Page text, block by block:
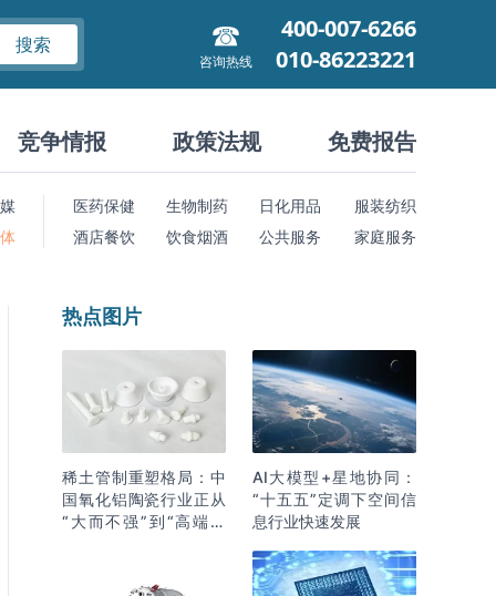
搜索
咨询热线
400-007-6266
010-86223221
竞争情报 政策法规 免费报告
医药保健 生物制药 日化用品
服装纺织
酒店餐饮
饮食烟酒 公共服务 家庭服务
热点图片
稀土管制重塑格局：中
国氧化铝陶瓷行业正从
“大而不强”到“高端突
AI大模型+星地协同：
“十五五”定调下空间信
息行业快速发展